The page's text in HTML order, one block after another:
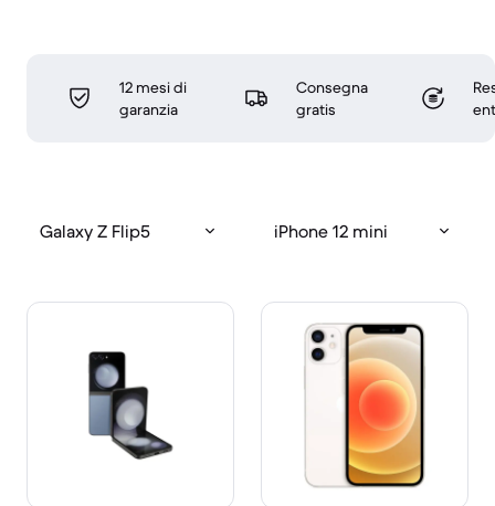
12 mesi di
garanzia
Consegna
gratis
Galaxy Z Flip5 iPhone 12 mini